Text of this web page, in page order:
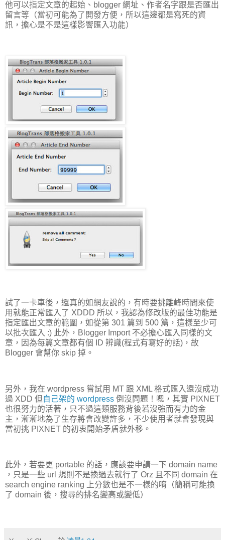
他可以指定文章的起始、blogger 網址、作者名字跟是否匯出
留言等（當初可能為了開發方便，所以這邊都是寫死的資
訊，擔心是不是這樣影響匯入功能）
試了一卡車後，還真的如網友說的，有時要挑離峰時間來使
用就能正常匯入了 XDDD 所以，我認為修改版的最佳功能是
指定匯出文章的範圍，如從第 301 篇到 500 篇，這樣至少可
以批次匯入 :) 此外，Blogger Import 不必擔心匯入同樣的文
章，因為每篇文章都有個 ID 辨識(程式有寫好的話)，故
Blogger 會幫你 skip 掉。
另外，我在 wordpress 嘗試用 MT 跟 XML 格式匯入還沒成功
過 XDD 但 自己架的 wordpress 倒沒問題！嗯，其實 PIXNET
也很努力的活著，只不過這類服務背後若沒強而有力的金
主，漸漸地為了生存將會改變許多，不少使用者就會發現與
當初挑 PIXNET 的初衷開始矛盾就外移。
此外，若要更 portable 的話，應該要申請一下 domain name
，只是一些 url 規則不是換過去就行了 Orz 且不同 domain 在
search engine ranking 上分數也是不一樣的唷（簡稱可能換
了 domain 後，搜尋的排名變高或變低）